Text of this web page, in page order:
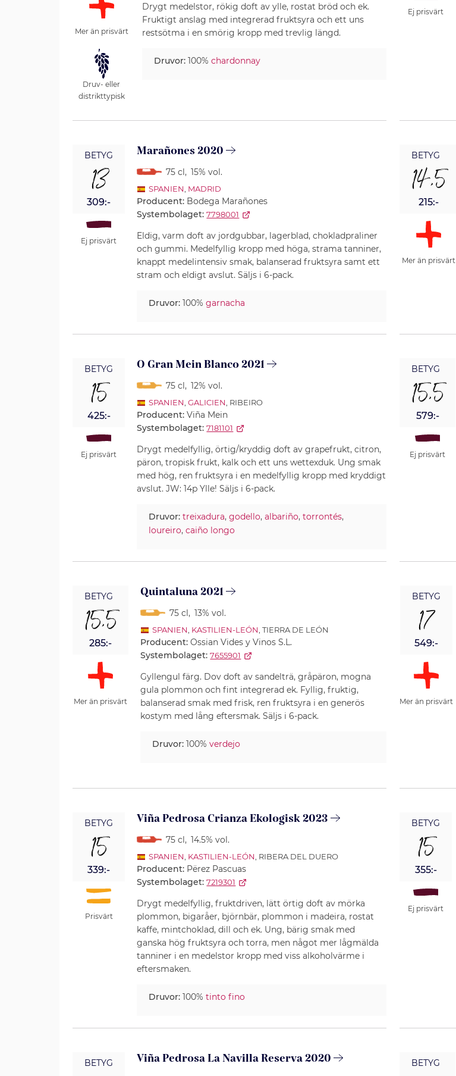
Mer än prisvärt
Druv- eller
distrikttypisk
Drygt medelstor, rökig doft av ylle, rostat bröd och ek.
Fruktigt anslag med integrerad fruktsyra och ett uns
restsötma i en smörig kropp med trevlig längd.
Druvor: 100%chardonnay
Ej prisvärt
BETYG
13
309:-
Ej prisvärt
Marañones 2020
75 cl, 15% vol.
SPANIEN, MADRID
Producent: Bodega Marañones
Systembolaget: 7798001
Eldig, varm doft av jordgubbar, lagerblad, chokladpraliner
och gummi. Medelfyllig kropp med höga, strama tanniner,
knappt medelintensiv smak, balanserad fruktsyra samt ett
stram och eldigt avslut. Säljs i 6-pack.
Druvor: 100%garnacha
BETYG
14,5
215:-
Mer än prisvärt
BETYG
15
425:-
Ej prisvärt
O Gran Mein Blanco 2021
75 cl, 12% vol.
SPANIEN,GALICIEN, RIBEIRO
Producent:Viña Mein
Systembolaget: 7181101
Drygt medelfyllig, örtig/kryddig doft av grapefrukt, citron,
päron, tropisk frukt, kalk och ett uns wettexduk. Ung smak
med hög, ren fruktsyra i en medelfyllig kropp med kryddigt
avslut. JW: 14p Ylle! Säljs i 6-pack.
Druvor: treixadura,godello,albariño,torrontés,
loureiro,caiño longo
BETYG
15,5
579:-
Ej prisvärt
BETYG
15,5
285:-
Mer än prisvärt
Quintaluna 2021
75 cl, 13% vol.
SPANIEN, KASTILIEN-LEÓN, TIERRA DE LEÓN
Producent:Ossian Vides y Vinos S.L.
Systembolaget: 7655901
Gyllengul färg. Dov doft av sandelträ, gråpäron, mogna
gula plommon och fint integrerad ek. Fyllig, fruktig,
balanserad smak med frisk, ren fruktsyra i en generös
kostym med lång eftersmak. Säljs i 6-pack.
Druvor: 100%verdejo
BETYG
17
549:-
Mer än prisvärt
BETYG
15
339:-
Prisvärt
Viña Pedrosa Crianza Ekologisk 2023
75 cl, 14.5% vol.
SPANIEN, KASTILIEN-LEÓN, RIBERA DEL DUERO
Producent: Përez Pascuas
Systembolaget: 7219301
Drygt medelfyllig, fruktdriven, lätt örtig doft av mörka
plommon, bigaråer, björnbär, plommon i madeira, rostat
kaffe, mintchoklad, dill och ek. Ung, bärig smak med
ganska hög fruktsyra och torra, men något mer lågmälda
tanniner i en medelstor kropp med viss alkoholvärme i
eftersmaken.
Druvor: 100%tinto fino
BETYG
15
355:-
Ej prisvärt
BETYG Viña Pedrosa La Navilla Reserva 2020 BETYG